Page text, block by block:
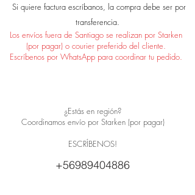
Si quiere factura escríbanos, la compra debe ser por
transferencia.
Los envíos fuera de Santiago se realizan por Starken
(por pagar) o courier preferido del cliente.
Escríbenos por WhatsApp para coordinar tu pedido.
¿Estás en región?
Coordinamos envío por Starken (por pagar)
ESCRÍBENOS!
+56989404886